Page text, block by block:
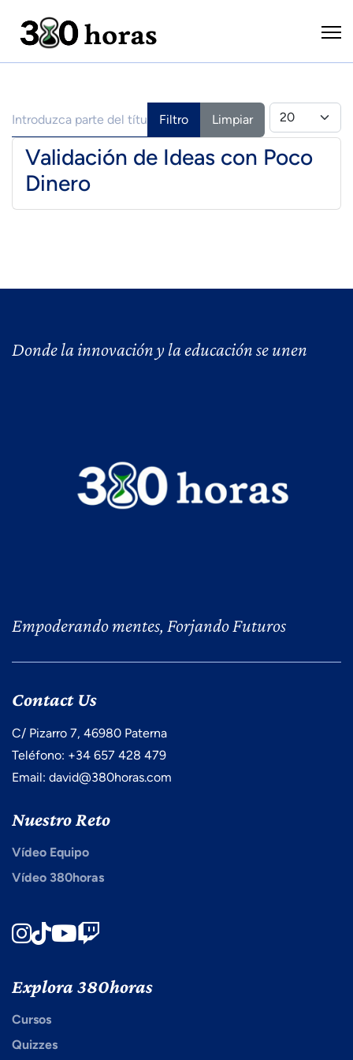
Introduzca parte del título
Filtro Limpiar
Cantidad
Validación de Ideas con Poco
Dinero
Donde la innovación y la educación se unen
Empoderando mentes, Forjando Futuros
Contact Us
C/ Pizarro 7, 46980 Paterna
Teléfono: +34 657 428 479
Email: david@380horas.com
Nuestro Reto
Vídeo Equipo
Vídeo 380horas
Instagram
TikTokYoutube
Explora 380horas
Cursos
Quizzes